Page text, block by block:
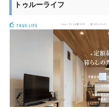
トゥルーライフ